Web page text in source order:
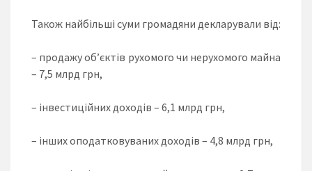
Також найбільші суми громадяни декларували від:
– продажу об’єктів рухомого чи нерухомого майна
– 7,5 млрд грн,
– інвестиційних доходів – 6,1 млрд грн,
– інших оподатковуваних доходів – 4,8 млрд грн,